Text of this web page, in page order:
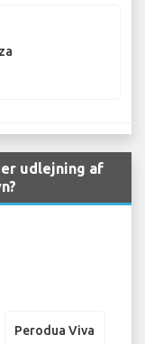
udlejning af
Perodua Viva